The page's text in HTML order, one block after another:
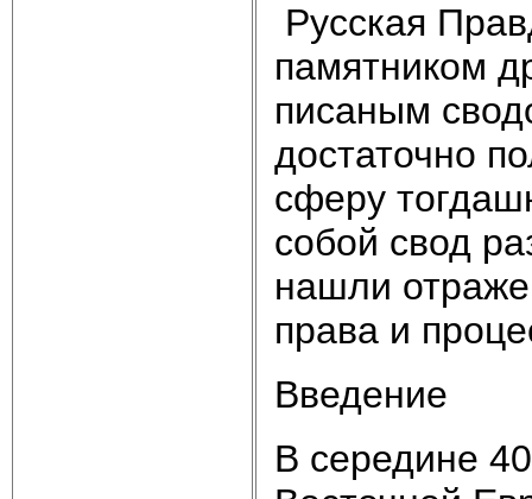
Русская
памятником
писаным
достаточно
сферу
собой свод
нашли
права и
Введение
В середине